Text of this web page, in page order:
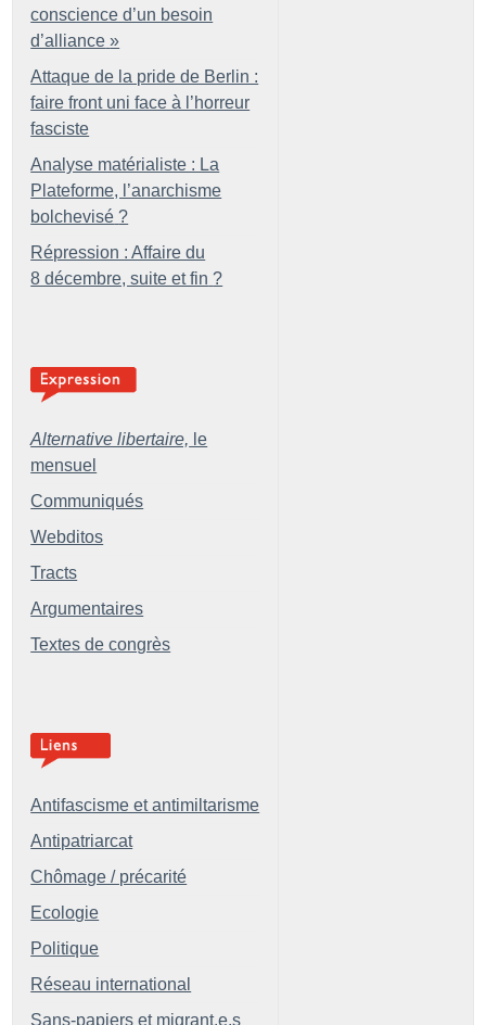
conscience d’un besoin
d’alliance »
Attaque de la pride de Berlin :
faire front uni face à l’horreur
fasciste
Analyse matérialiste : La
Plateforme, l’anarchisme
bolchevisé ?
Répression : Affaire du
8 décembre, suite et fin ?
Alternative libertaire, le
mensuel
Communiqués
Webditos
Tracts
Argumentaires
Textes de congrès
Antifascisme et antimiltarisme
Antipatriarcat
Chômage / précarité
Ecologie
Politique
Réseau international
Sans-papiers et migrant.e.s